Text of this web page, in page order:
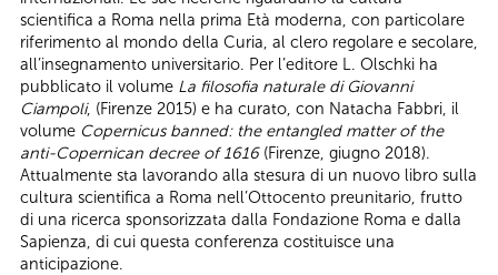
scientifica a Roma nella prima Età moderna, con particolare
riferimento al mondo della Curia, al clero regolare e secolare,
all’insegnamento universitario. Per l’editore L. Olschki ha
pubblicato il volume La filosofia naturale di Giovanni
Ciampoli, (Firenze 2015) e ha curato, con Natacha Fabbri, il
volume Copernicus banned: the entangled matter of the
anti-Copernican decree of 1616 (Firenze, giugno 2018).
Attualmente sta lavorando alla stesura di un nuovo libro sulla
cultura scientifica a Roma nell’Ottocento preunitario, frutto
di una ricerca sponsorizzata dalla Fondazione Roma e dalla
Sapienza, di cui questa conferenza costituisce una
anticipazione.